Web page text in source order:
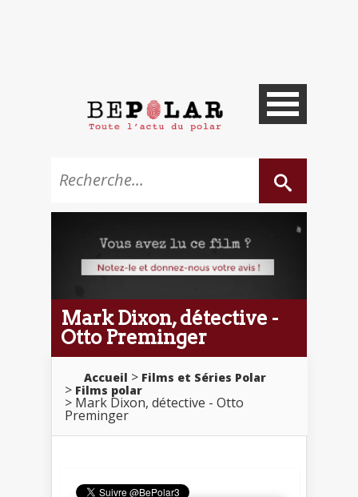
Mark Dixon, détective -
Otto Preminger
Accueil
Films et Séries Polar
Films polar
Mark Dixon, détective - Otto
Preminger